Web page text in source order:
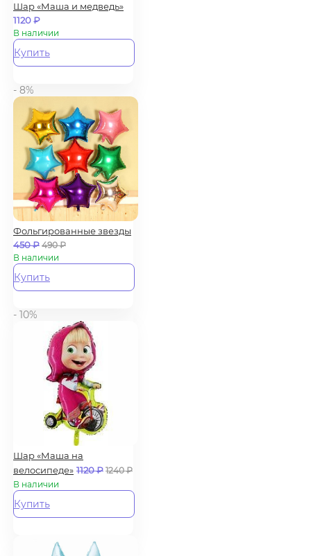
Шар «Маша и медведь»
1120₽
В наличии
Купить
- 8%
Фольгированные звезды
450₽ 490₽
В наличии
Купить
- 10%
Шар «Маша на
велосипеде» 1120₽ 1240₽
В наличии
Купить